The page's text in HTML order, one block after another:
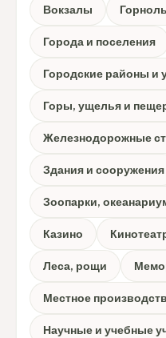
Вокзалы
Города и поселения
Городские районы и
Горы, ущелья и
Железнодорожные
Здания и сооружения
Зоопарки,
Казино
Леса, рощи
Местное
Научные и учебные